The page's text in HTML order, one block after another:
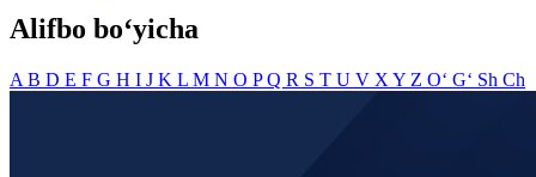
Alifbo bo‘yicha
A B D E F G H I J K L M N O PQ R S T U V X Y Z O‘ G‘ Sh Ch